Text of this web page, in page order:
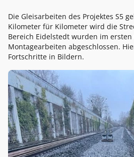
Die Gleisarbeiten des Projektes S5
Kilometer für Kilometer wird die
Bereich Eidelstedt wurden im
Montagearbeiten abgeschlossen.
Fortschritte in Bildern.